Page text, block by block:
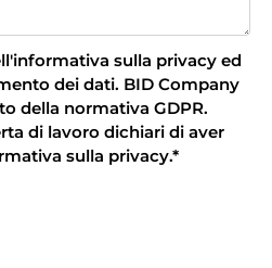
sulla privacy ed
dei dati. BID Company
della normativa GDPR.
di lavoro dichiari di aver
sulla privacy.*